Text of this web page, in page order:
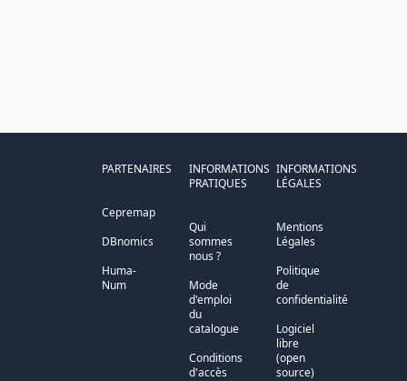
PARTENAIRES
Cepremap
DBnomics
Huma-
Num
INFORMATIONS
PRATIQUES
Qui
sommes
nous ?
Mode
d'emploi
du
catalogue
Conditions
d'accès
INFORMATIONS
LÉGALES
Mentions
Légales
Politique
de
confidentialité
Logiciel
libre
(open
source)